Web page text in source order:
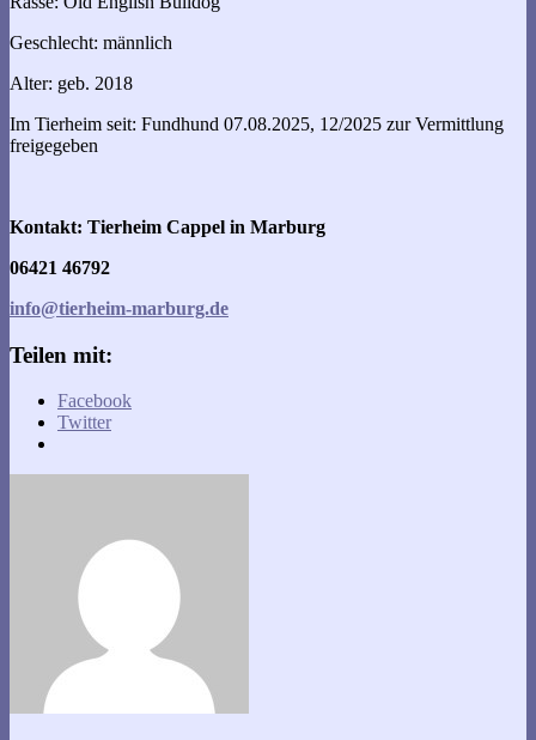
Geschlecht: männlich
Alter: geb. 2018
Im Tierheim seit: Fundhund 07.08.2025, 12/2025 zur Vermittlung
freigegeben
Kontakt: Tierheim Cappel in Marburg
06421 46792
info@tierheim-marburg.de
Teilen mit:
Facebook
Twitter